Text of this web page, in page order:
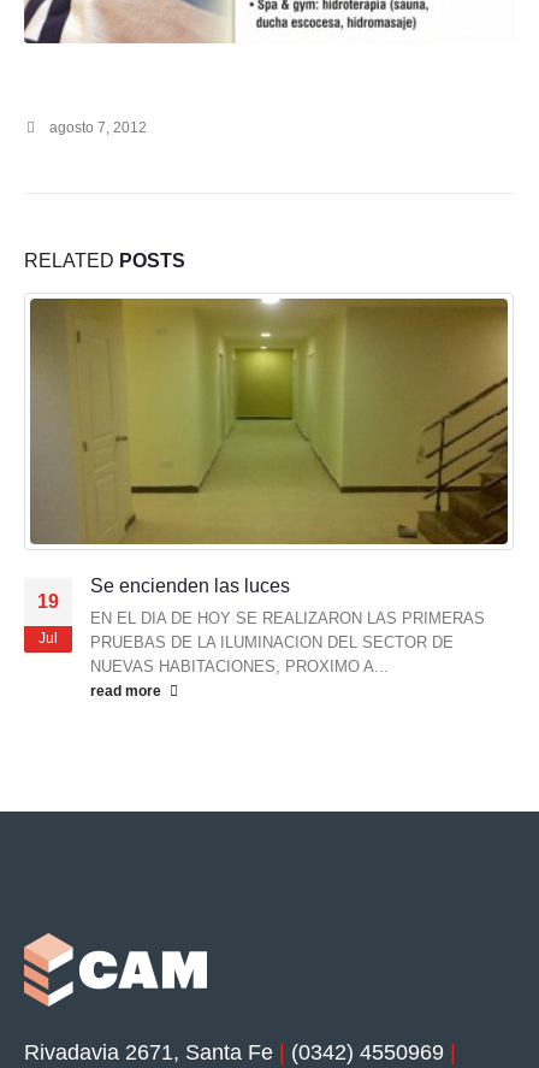
agosto 7, 2012
RELATED POSTS
19
Jul
Se encienden las luces
EN EL DIA DE HOY SE REALIZARON LAS PRIMERAS
PRUEBAS DE LA ILUMINACION DEL SECTOR DE
NUEVAS HABITACIONES, PROXIMO A...
read more
Rivadavia 2671, Santa Fe | (0342) 4550969 |